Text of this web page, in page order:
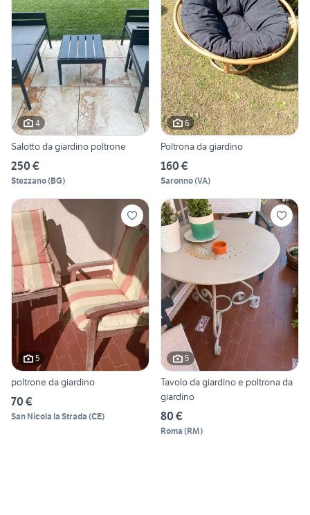
4
Salotto da giardino poltrone
250 €
Stezzano(BG)
6
Poltrona da giardino
160 €
Saronno(VA)
5
poltrone da giardino
70 €
San Nicola la Strada (CE)
5
Tavolo da giardino e poltrona da
giardino
80 €
Roma (RM)